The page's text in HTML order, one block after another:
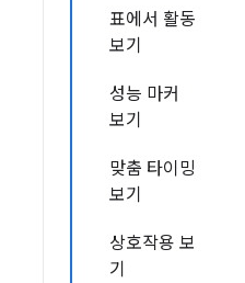
표에서 활동
보기
성능 마커
보기
맞춤 타이밍
보기
상호작용 보
기